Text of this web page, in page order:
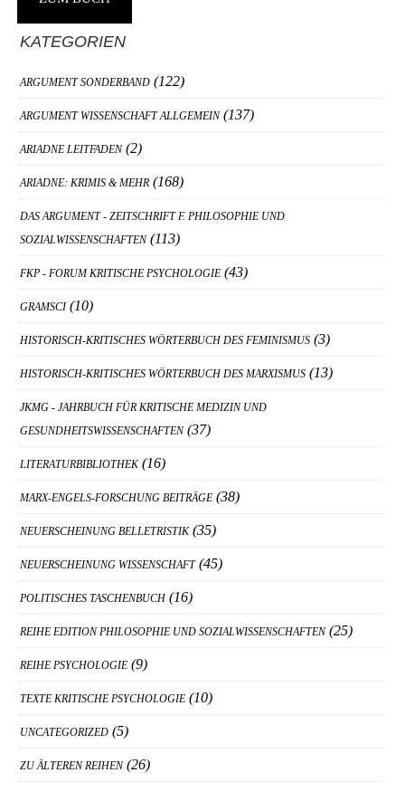
Haupt-
Sidebar
KATEGORIEN
ARGUMENT SONDERBAND (122)
ARGUMENT WISSENSCHAFT ALLGEMEIN (137)
ARIADNE LEITFADEN (2)
ARIADNE: KRIMIS & MEHR (168)
DAS ARGUMENT - ZEITSCHRIFT F. PHILOSOPHIE UND
SOZIALWISSENSCHAFTEN (113)
FKP - FORUM KRITISCHE PSYCHOLOGIE (43)
GRAMSCI (10)
HISTORISCH-KRITISCHES WÖRTERBUCH DES FEMINISMUS (3)
HISTORISCH-KRITISCHES WÖRTERBUCH DES MARXISMUS (13)
JKMG - JAHRBUCH FÜR KRITISCHE MEDIZIN UND
GESUNDHEITSWISSENSCHAFTEN (37)
LITERATURBIBLIOTHEK (16)
MARX-ENGELS-FORSCHUNG BEITRÄGE (38)
NEUERSCHEINUNG BELLETRISTIK (35)
NEUERSCHEINUNG WISSENSCHAFT (45)
POLITISCHES TASCHENBUCH (16)
REIHE EDITION PHILOSOPHIE UND SOZIALWISSENSCHAFTEN (25)
REIHE PSYCHOLOGIE (9)
TEXTE KRITISCHE PSYCHOLOGIE (10)
UNCATEGORIZED (5)
ZU ÄLTEREN REIHEN (26)